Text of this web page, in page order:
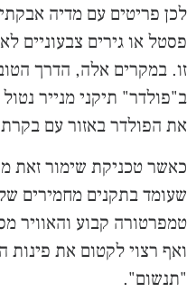
לכן פריטים עם מדיה
פסטל או גירים צבעוניים
זו. במקרים אלה, הדרך
ב"פולדר" תיקני מנייר
את הפולדר באזור עם
כאשר טכניקת שימור זאת
טמפרטורה קבוע והאוויר
ואף רצוי לקטום את
"תנשום".